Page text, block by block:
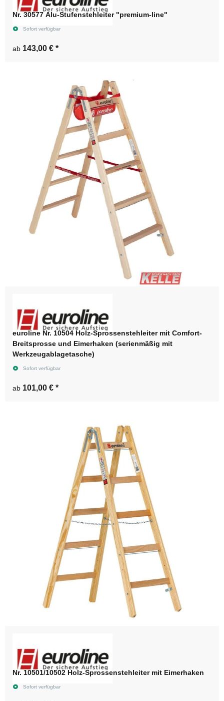
Nr. 30577 Alu-Stufenstehleiter "premium-line"
Sofort verfügbar
ab 143,00 € *
euroline Nr. 10504 Holz-Sprossenstehleiter mit Comfort-
Breitsprosse und Eimerhaken (serienmäßig mit
Werkzeugablagetasche)
Sofort verfügbar
ab 101,00 € *
Nr. 10501/10502 Holz-Sprossenstehleiter mit Eimerhaken
Sofort verfügbar